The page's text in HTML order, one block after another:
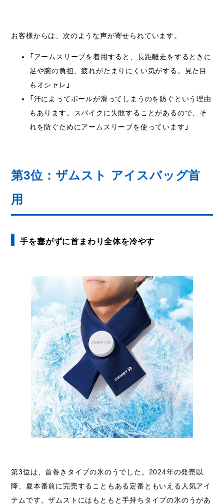
お客様からは、次のような声が寄せられています。
「アームスリーブを着用すると、長距離走をするときに
足や腕の負担、疲れがたまりにくい気がする。見た目
もオシャレ」
「汗によってボールが滑ってしまうのを防ぐという理由
もあります。スパイクに失敗することがあるので、そ
れを防ぐためにアームスリーブを使っています」
第3位：ザムスト アイスバッグ首
用
手を塞がずに首まわり全体を冷やす
第3位は、首巻きタイプの氷のうでした。2024年の発売以
降、夏本番前に完売することもある定番ともいえる人気アイ
テムです。ザムストにはもともと手持ちタイプの氷のうがあ